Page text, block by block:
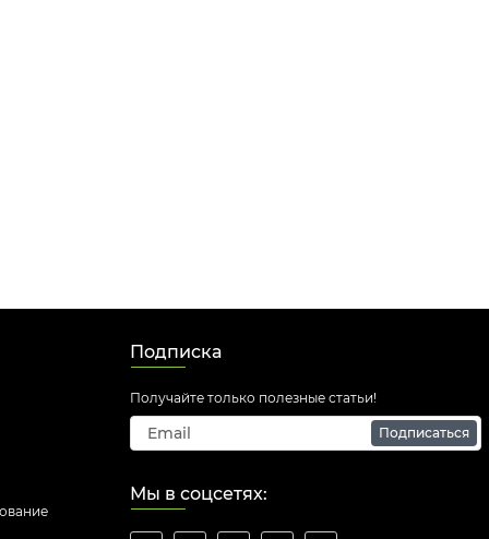
Подписка
Получайте только полезные статьи!
Подписаться
Мы в соцсетях: